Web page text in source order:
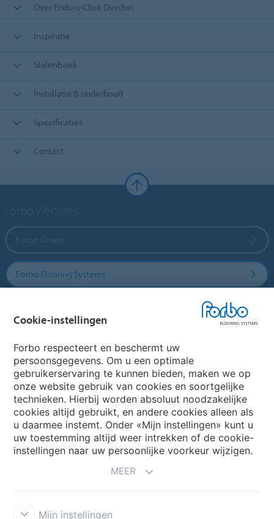
Over Enduro Click Decibel
Inspiratie
Stalenboek
Installatie & onderhoud
Specificaties
Contact
Forbo Flooring Systems
Website
Kies uw land
My Forbo
Cookie-instellingen
Forbo respecteert en beschermt uw
persoonsgegevens. Om u een optimale
gebruikerservaring te kunnen bieden, maken we op
onze website gebruik van cookies en soortgelijke
technieken. Hierbij worden absoluut noodzakelijke
cookies altijd gebruikt, en andere cookies alleen als
u daarmee instemt. Onder «Mijn instellingen» kunt u
uw toestemming altijd weer intrekken of de cookie-
instellingen naar uw persoonlijke voorkeur wijzigen.
MEER
Mijn instellingen